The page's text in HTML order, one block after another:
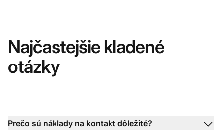
Najčastejšie kladené
otázky
Prečo sú náklady na kontakt dôležité?